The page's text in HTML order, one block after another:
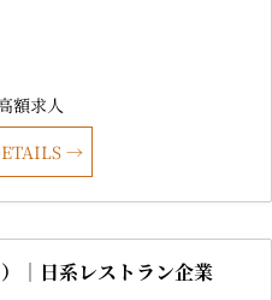
額求人
｜日系レストラン企業